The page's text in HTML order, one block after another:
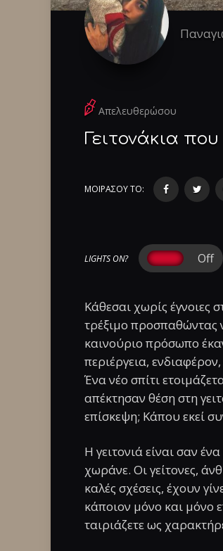
Απελευθερώσου
Γειτονάκια
ΜΟΙΡΑΣΟΥ ΤΟ:
LIGHTS ON?
Κάθεσαι χωρίς έγνοιες
τρέξιμο προσπαθώντας
καινούριο πρόσωπο
περιέργεια,
Ένα νέο σπίτι
απέκτησαν θέση στη
επίσκεψη; Κάπου εκεί
Η γειτονιά είναι σαν
χωράνε. Οι γείτονες,
καλές σχέσεις, έχουν
κάποιον μόνο και μόνο
ταιριάζετε ως